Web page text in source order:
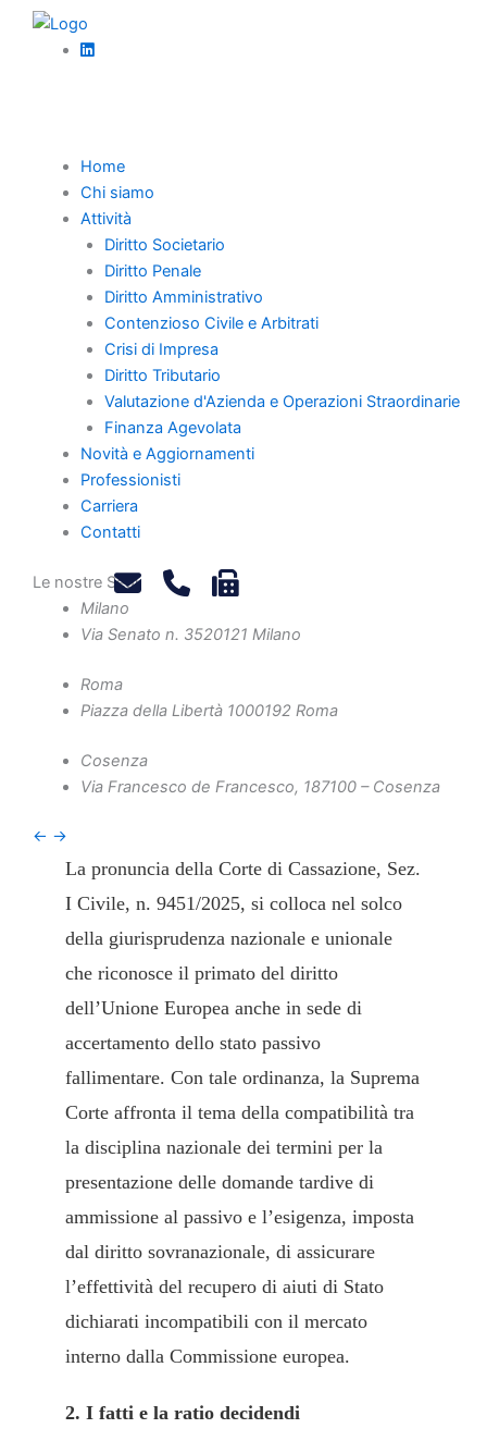
Home
Chi siamo
Attività
Diritto Societario
Diritto Penale
Diritto Amministrativo
Contenzioso Civile e Arbitrati
Crisi di Impresa
Diritto Tributario
Valutazione d'Azienda e Operazioni Straordinarie
Finanza Agevolata
Novità e Aggiornamenti
Professionisti
Carriera
Contatti
Le nostre Sedi
Milano
Via Senato n. 3520121 Milano
Roma
Piazza della Libertà 1000192 Roma
Cosenza
Via Francesco de Francesco, 187100 – Cosenza
← →
La disapplicazione
dell’art. 101, co. 6,
l. fall. nel concorso
fallimentare avente
ad oggetto il
recupero di aiuti di
Stato: nota a Cass.,
Sez. I, 11 aprile
2025, n. 9451
La pronuncia della Corte di Cassazione, Sez.
I Civile, n. 9451/2025, si colloca nel solco
della giurisprudenza nazionale e unionale
che riconosce il primato del diritto
dell’Unione Europea anche in sede di
accertamento dello stato passivo
fallimentare. Con tale ordinanza, la Suprema
Corte affronta il tema della compatibilità tra
la disciplina nazionale dei termini per la
presentazione delle domande tardive di
ammissione al passivo e l’esigenza, imposta
dal diritto sovranazionale, di assicurare
l’effettività del recupero di aiuti di Stato
dichiarati incompatibili con il mercato
interno dalla Commissione europea.
2. I fatti e la ratio decidendi